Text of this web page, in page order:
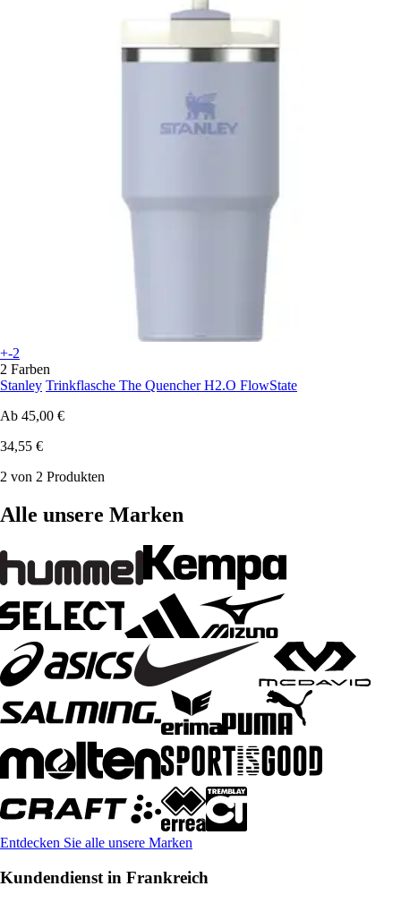
+-2
2 Farben
Stanley Trinkflasche The Quencher H2.O FlowState
Ab 45,00 €
34,55 €
2 von 2 Produkten
Alle unsere Marken
Entdecken Sie alle unsere Marken
Kundendienst in Frankreich